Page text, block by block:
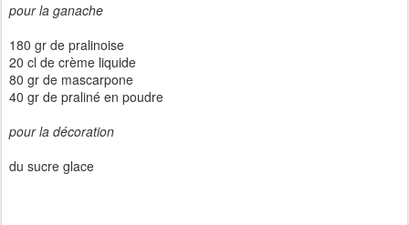
pour la ganache
180 gr de pralinoise
20 cl de crème liquide
80 gr de mascarpone
40 gr de praliné en poudre
pour la décoration
du sucre glace